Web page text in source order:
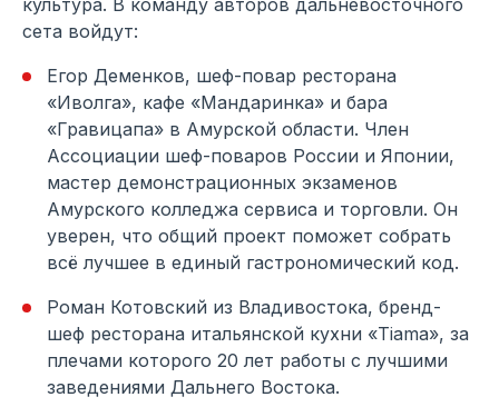
культура. В команду авторов дальневосточного
сета войдут:
Егор Деменков, шеф-повар ресторана
«Иволга», кафе «Мандаринка» и бара
«Гравицапа» в Амурской области. Член
Ассоциации шеф-поваров России и Японии,
мастер демонстрационных экзаменов
Амурского колледжа сервиса и торговли. Он
уверен, что общий проект поможет собрать
всё лучшее в единый гастрономический код.
Роман Котовский из Владивостока, бренд-
шеф ресторана итальянской кухни «Tiama», за
плечами которого 20 лет работы с лучшими
заведениями Дальнего Востока.